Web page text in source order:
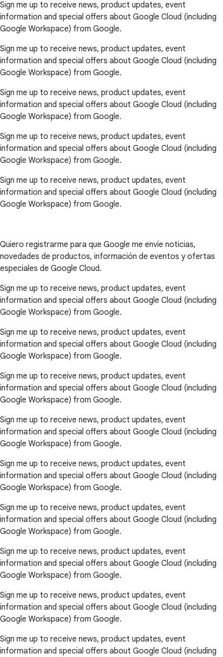
Sign me up to receive news, product updates, event
information and special offers about Google Cloud (including
Google Workspace) from Google.
Sign me up to receive news, product updates, event
information and special offers about Google Cloud (including
Google Workspace) from Google.
Sign me up to receive news, product updates, event
information and special offers about Google Cloud (including
Google Workspace) from Google.
Sign me up to receive news, product updates, event
information and special offers about Google Cloud (including
Google Workspace) from Google.
Sign me up to receive news, product updates, event
information and special offers about Google Cloud (including
Google Workspace) from Google.
Quiero registrarme para que Google me envíe noticias,
novedades de productos, información de eventos y ofertas
especiales de Google Cloud.
Sign me up to receive news, product updates, event
information and special offers about Google Cloud (including
Google Workspace) from Google.
Sign me up to receive news, product updates, event
information and special offers about Google Cloud (including
Google Workspace) from Google.
Sign me up to receive news, product updates, event
information and special offers about Google Cloud (including
Google Workspace) from Google.
Sign me up to receive news, product updates, event
information and special offers about Google Cloud (including
Google Workspace) from Google.
Sign me up to receive news, product updates, event
information and special offers about Google Cloud (including
Google Workspace) from Google.
Sign me up to receive news, product updates, event
information and special offers about Google Cloud (including
Google Workspace) from Google.
Sign me up to receive news, product updates, event
information and special offers about Google Cloud (including
Google Workspace) from Google.
Sign me up to receive news, product updates, event
information and special offers about Google Cloud (including
Google Workspace) from Google.
Sign me up to receive news, product updates, event
information and special offers about Google Cloud (including